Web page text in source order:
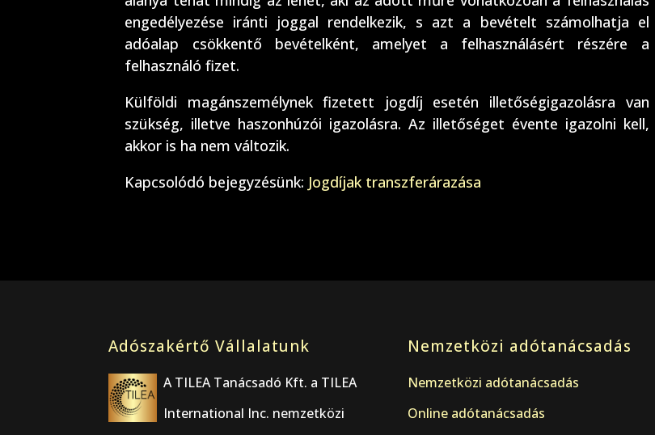
engedélyezése iránti joggal rendelkezik, s azt a bevételt számolhatja el
adóalap csökkentő bevételként, amelyet a felhasználásért részére a
felhasználó fizet.
Külföldi magánszemélynek fizetett jogdíj esetén illetőségigazolásra van
szükség, illetve haszonhúzói igazolásra. Az illetőséget évente igazolni kell,
akkor is ha nem változik.
Kapcsolódó bejegyzésünk: Jogdíjak transzferárazása
Adószakértő Vállalatunk
A TILEA Tanácsadó Kft. a TILEA
International Inc. nemzetközi
Nemzetközi adótanácsadás
Nemzetközi adótanácsadás
Online adótanácsadás